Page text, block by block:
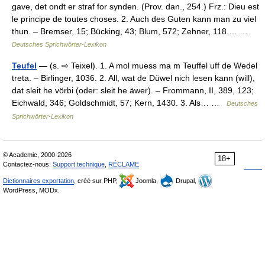
gave, det ondt er straf for synden. (Prov. dan., 254.) Frz.: Dieu est
le principe de toutes choses. 2. Auch des Guten kann man zu viel
thun. – Bremser, 15; Bücking, 43; Blum, 572; Zehner, 118.… …
Deutsches Sprichwörter-Lexikon
Teufel — (s. ⇨ Teixel). 1. A mol muess ma m Teuffel uff de Wedel
treta. – Birlinger, 1036. 2. All, wat de Düwel nich lesen kann (will),
dat sleit he vörbi (oder: sleit he äwer). – Frommann, II, 389, 123;
Eichwald, 346; Goldschmidt, 57; Kern, 1430. 3. Als… …
Deutsches
Sprichwörter-Lexikon
18+
© Academic, 2000-2026
Contactez-nous: Support technique RÉCLAME
Dictionnaires exportation , créé sur PHP, Joomla,
Drupal,
WordPress, MODx.